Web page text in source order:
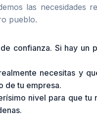
las necesidades
pueblo.
confianza. Si hay un
necesitas y
de tu empresa.
nivel para que